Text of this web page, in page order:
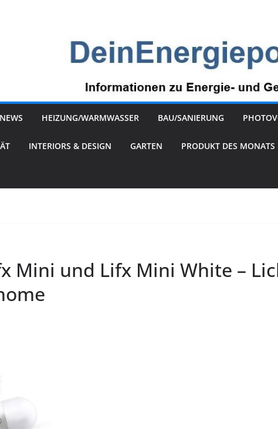
HEIZUNG/WARMWASSER BAU/SANIERUNG
INTERIORS & DESIGN GARTEN PRODUKT DES MONATS
Mini und Lifx Mini White –